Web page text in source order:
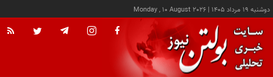
دوشنبه ۱۹ مرداد ۱۴۰۵ |
Monday , 10 August 2026